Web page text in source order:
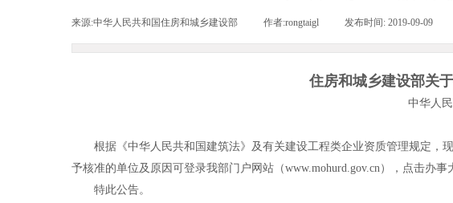
来源:中华人民共和国住房和城乡建设部 作者:rongtaigl 发布时间: 2019-09-09
住房和城乡建设部关
中华人
根据《中华人民共和国建筑法》及有关建设工程类企业资质管理规定，
予核准的单位及原因可登录我部门户网站（www.mohurd.gov.cn），点击办事
特此公告。